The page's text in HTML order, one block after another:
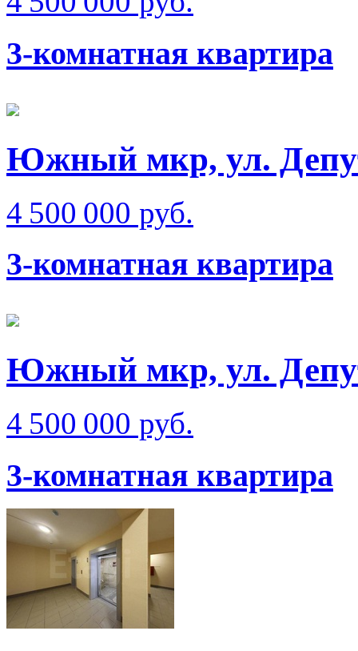
3-комнатная квартира
Южный мкр, ул.
4 500 000 руб.
3-комнатная квартира
Южный мкр, ул.
4 500 000 руб.
3-комнатная квартира